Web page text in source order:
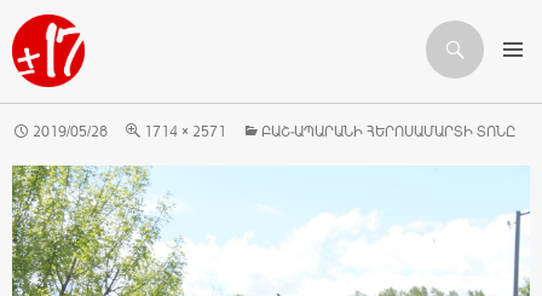
Որոնում
ԱՆՑՆԵԼ ԲՈՎԱՆԴԱԿՈՒԹՅԱՆԸ
2019/05/28 1714 × 2571 ԲԱՇ-ԱՊԱՐԱՆԻ ՀԵՐՈՍԱՄԱՐՏԻ ՏՈՆԸ